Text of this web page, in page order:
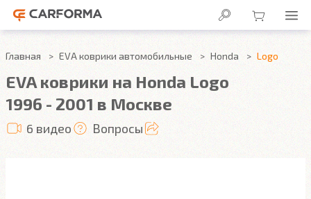
Главная EVA коврики автомобильные Honda Logo
EVA коврики на Honda Logo
1996 - 2001 в Москве
6 видео Вопросы